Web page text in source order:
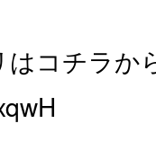
はコチラか